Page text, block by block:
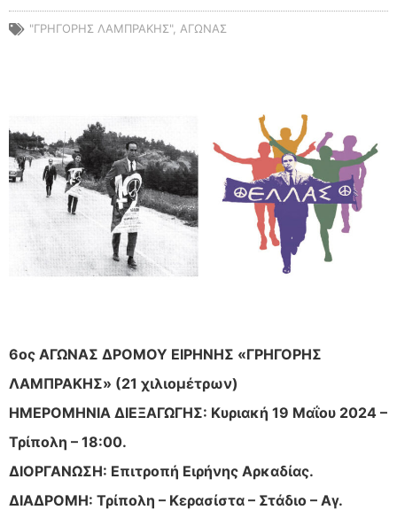
"ΓΡΗΓΟΡΗΣ ΛΑΜΠΡΑΚΗΣ", ΑΓΩΝΑΣ
6ος ΑΓΩΝΑΣ ΔΡΟΜΟΥ ΕΙΡΗΝΗΣ «ΓΡΗΓΟΡΗΣ
ΛΑΜΠΡΑΚΗΣ» (21 χιλιομέτρων)
ΗΜΕΡΟΜΗΝΙΑ ΔΙΕΞΑΓΩΓΗΣ: Κυριακή 19 Μαΐου 2024 –
Τρίπολη – 18:00.
ΔΙΟΡΓΑΝΩΣΗ: Επιτροπή Ειρήνης Αρκαδίας.
ΔΙΑΔΡΟΜΗ: Τρίπολη – Κερασίστα – Στάδιο – Αγ.